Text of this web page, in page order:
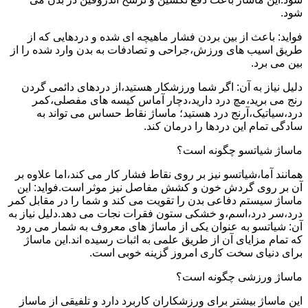
شود.
فواید: باعث از بین بردن فشار ماهیچه ای شده و دردهایی که از
طریق اسیب های ورزش،جراحی و تصادفات به بدن وارد شده را از
بین می برد.
دلیل نیاز به آن: اگر شما ورزشکار هستید،از دردهای دائمی گردن
رنج می برید،مچ درد دارید،دچار آماس کیسه های مفصلی،کمر
درد،سیاتیک،آرنج درد هستید؛ ماساژ نقاط حساس می تواند به
سادگی تمام این دردها را درمان کند.
ماساژ شیاتسو چگونه است؟
همانند آما،شیاتسو نیز بر روی نقاط فشار کار می کند،اما علاوه بر
آن بر روی گردش خون و کشش مفاصل نیز موثر است.فواید: این
ماساژ سیستم دفاعی بدن را تقویت می کند و شما را در مقابل کمر
درد،سر درد،اسم،و خشکی ستون فقرات نجات می دهد.دلیل نیاز به
آن: شیاتسو به عنوان یکی از ماساژ های معروف به شمار می رود
که تمام مزایای آن از طریق علمی به اثبات رسیده اند.این ماساژ
برای دنیای سخت کاری امروز گزینه خوبی است.
ماساژ ورزشی چگونه است؟
این ماساژ بیشتر برای ورزشکاران کاربرد دارد و تلفیقی از ماساز